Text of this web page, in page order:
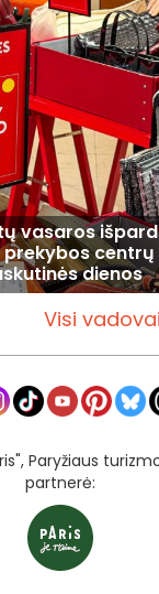
vasaros
dienos
Visi
Paryžiaus
partnerė: